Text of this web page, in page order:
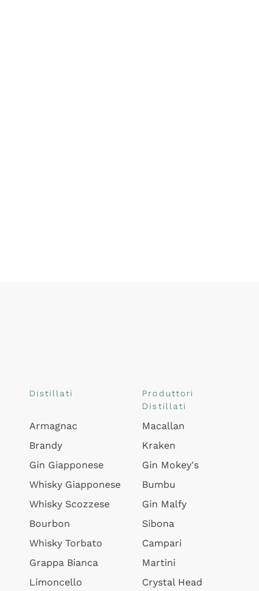
Distillati
Armagnac
Brandy
Gin Giapponese
Whisky Giapponese
Whisky Scozzese
Bourbon
Whisky Torbato
Grappa Bianca
Limoncello
Produttori
Distillati
Macallan
Kraken
Gin Mokey's
Bumbu
Gin Malfy
Sibona
Campari
Martini
Crystal Head